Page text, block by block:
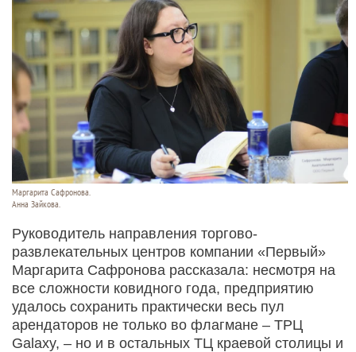
Маргарита Сафронова.
Анна Зайкова.
Руководитель направления торгово-
развлекательных центров компании «Первый»
Маргарита Сафронова рассказала: несмотря на
все сложности ковидного года, предприятию
удалось сохранить практически весь пул
арендаторов не только во флагмане – ТРЦ
Galaxy, – но и в остальных ТЦ краевой столицы и